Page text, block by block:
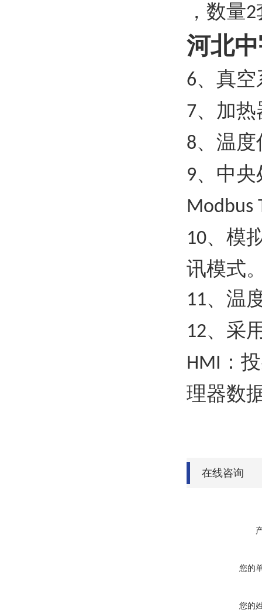
，数量2
河北
6、真
7、加
8、温
9、中
Modbus
10、模
讯模式
11、温
12、采
HMI ：
理器数
在线咨询
您的
您的